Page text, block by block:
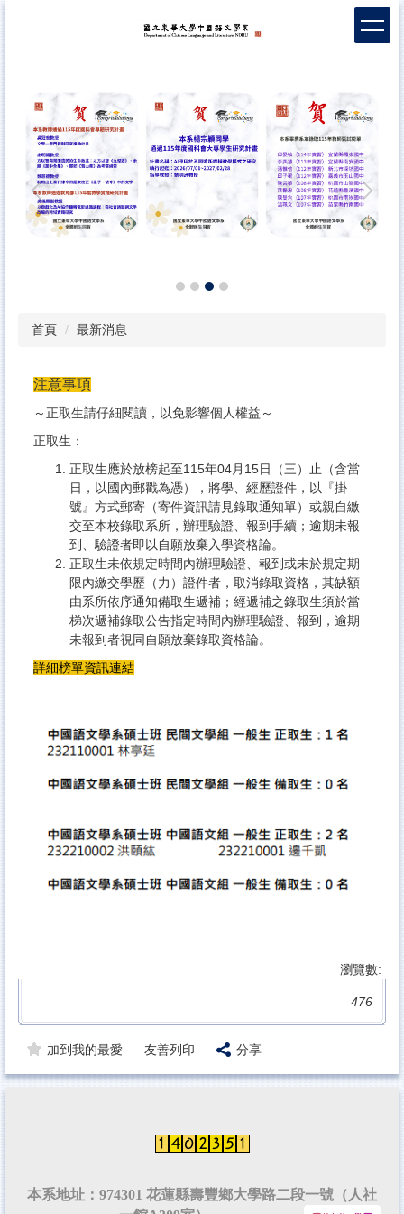
首頁 最新消息
注意事項
～正取生請仔細閱讀，以免影響個人權益～
正取生：
正取生應於放榜起至115年04月15日（三）止（含當
日，以國內郵戳為憑），將學、經歷證件 ，以『掛
號』方式郵寄（寄件資訊請見錄取通知單）或親自繳
交至本校錄取系所，辦理驗證、報到手續；逾期未報
到、驗證者即以自願放棄入學資格論。
正取生未依規定時間內辦理驗證、報到或未於規定期
限內繳交學歷（力）證件者，取消錄取資格，其缺額
由系所依序通知備取生遞補；經遞補之錄取生須於當
梯次遞補錄取公告指定時間內辦理驗證、報到，逾期
未報到者視同自願放棄錄取資格論。
詳細榜單資訊連結
瀏覽數:
476
加到我的最愛 友善列印 分享
本系地址：974301 花蓮縣壽豐鄉大學路二段一號（人社